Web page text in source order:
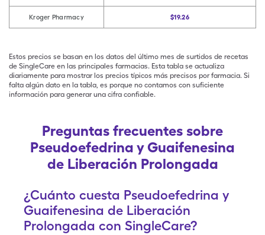
Kroger Pharmacy $19.26
Estos precios se basan en los datos del último mes de surtidos de recetas
de SingleCare en las principales farmacias. Esta tabla se actualiza
diariamente para mostrar los precios típicos más precisos por farmacia. Si
falta algún dato en la tabla, es porque no contamos con suficiente
información para generar una cifra confiable.
Preguntas frecuentes sobre
Pseudoefedrina y Guaifenesina
de Liberación Prolongada
¿Cuánto cuesta Pseudoefedrina y
Guaifenesina de Liberación
Prolongada con SingleCare?